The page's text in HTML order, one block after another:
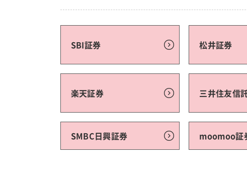
SBI証券 松井証券
楽天証券 三井住友信
SMBC日興証券 moomoo証